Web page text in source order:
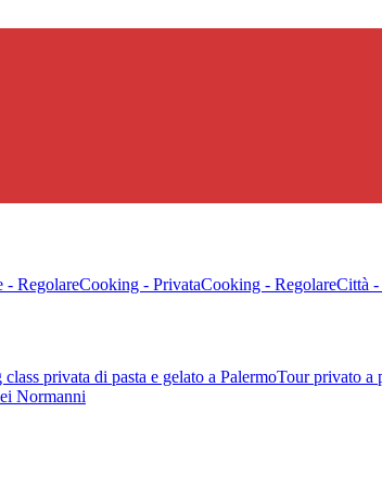
- RegolareCooking - PrivataCooking - RegolareCittà
privata di pasta e gelato a PalermoTour privato a
Normanni